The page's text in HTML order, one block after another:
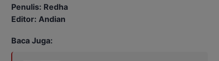
Penulis: Redha
Editor: Andian
Baca Juga: